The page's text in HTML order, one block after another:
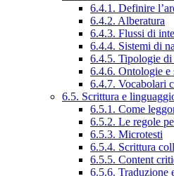
6.4.1. Definire
6.4.2. Alberatura
6.4.3. Flussi di
6.4.4. Sistemi di
6.4.5. Tipologie di
6.4.6. Ontologie e
6.4.7. Vocabolari
6.5. Scrittura e
6.5.1. Come
6.5.2. Le regole
6.5.3. Microtesti
6.5.4. Scrittura
6.5.5. Content
6.5.6. Traduzione